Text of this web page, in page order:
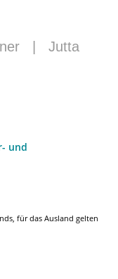
Jutta
und
für das Ausland gelten